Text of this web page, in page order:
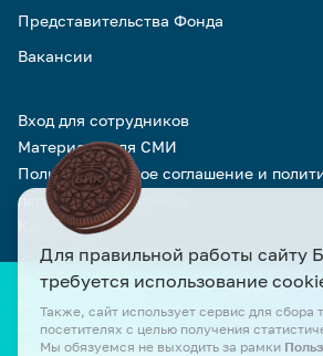
Представительства Фонда
Вакансии
Вход для сотрудников
Материалы для СМИ
Пользовательское соглашение и
персональных данных
Карта сайта
© Официальный сайт АО «БИК» и АО «Фонд
Белгородской области». Все права
доступны по лицензии Creative Commons
ссылки на первоисточник.
Для правильной работы сайту
требуется использование
Также, сайт использует сервис для сбора
посетителях с целью получения
Мы обязуемся не выходить за рамки